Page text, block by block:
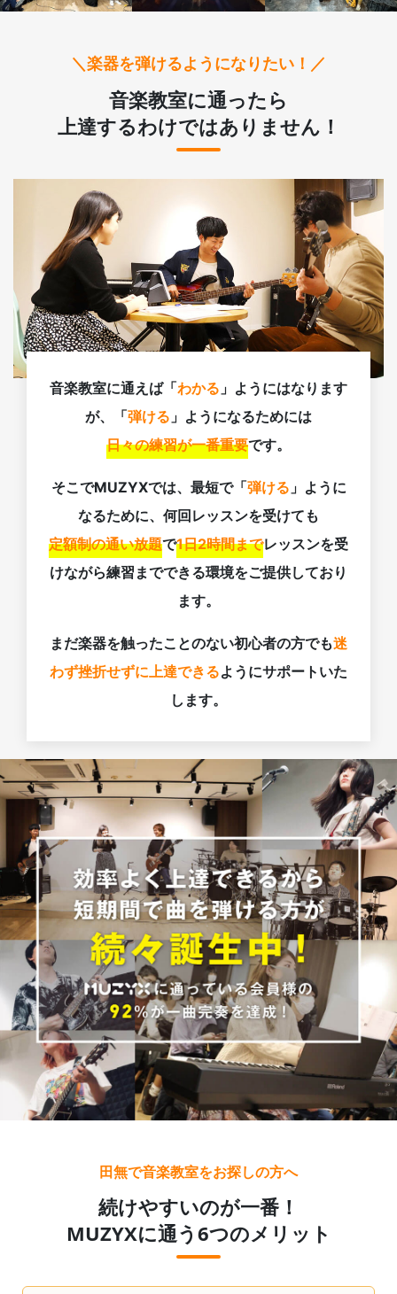
＼楽器を弾けるようになりたい！／
音楽教室に通ったら
上達するわけではありません！
音楽教室に通えば「わかる 」ようにはなります
が、「弾ける 」ようになるためには
日々の練習が一番重要です。
そこでMUZYXでは、最短で「弾ける 」ように
なるために、何回レッスンを受けても
定額制の通い放題で1日2時間までレッスンを受
けながら練習までできる環境をご提供しており
ます。
まだ楽器を触ったことのない初心者の方でも迷
わず挫折せずに上達できるようにサポートいた
します。
田無で音楽教室をお探しの方へ
続けやすいのが一番！
MUZYXに通う6つのメリット